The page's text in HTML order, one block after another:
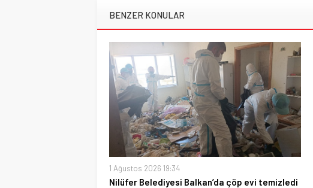
BENZER KONULAR
1 Ağustos 2026 19:34
Nilüfer Belediyesi Balkan’da çöp evi temizledi